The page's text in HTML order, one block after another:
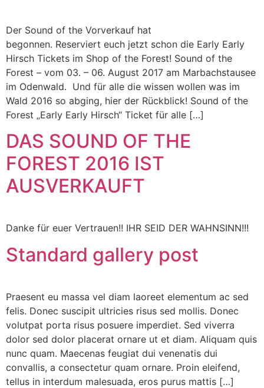
Der Sound of the Vorverkauf hat
begonnen. Reserviert euch jetzt schon die Early Early
Hirsch Tickets im Shop of the Forest! Sound of the
Forest – vom 03. – 06. August 2017 am Marbachstausee
im Odenwald. Und für alle die wissen wollen was im
Wald 2016 so abging, hier der Rückblick! Sound of the
Forest „Early Early Hirsch“ Ticket für alle […]
DAS SOUND OF THE
FOREST 2016 IST
AUSVERKAUFT
Danke für euer Vertrauen!! IHR SEID DER WAHNSINN!!!
Standard gallery post
Praesent eu massa vel diam laoreet elementum ac sed
felis. Donec suscipit ultricies risus sed mollis. Donec
volutpat porta risus posuere imperdiet. Sed viverra
dolor sed dolor placerat ornare ut et diam. Aliquam quis
nunc quam. Maecenas feugiat dui venenatis dui
convallis, a consectetur quam ornare. Proin eleifend,
tellus in interdum malesuada, eros purus mattis […]